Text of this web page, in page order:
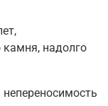
камня, надолго